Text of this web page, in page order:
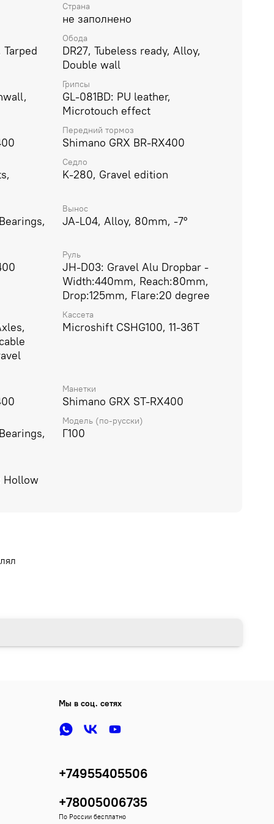
Страна
не заполнено
Обода
DR27, Tubeless ready, Alloy,
Double wall
Грипсы
GL-081BD: PU leather,
Microtouch effect
Передний тормоз
Shimano GRX BR-RX400
Седло
K-280, Gravel edition
Вынос
JA-L04, Alloy, 80mm, -7°
Руль
JH-D03: Gravel Alu Dropbar -
Width:440mm, Reach:80mm,
Drop:125mm, Flare:20 degree
Кассета
Microshift CSHG100, 11-36T
Манетки
Shimano GRX ST-RX400
Модель (по-русски)
Г100
Hollow
Мы в соц. сетях
+74955405506
+78005006735
По России бесплатно